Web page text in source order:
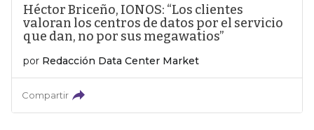
Héctor Briceño, IONOS: “Los clientes
valoran los centros de datos por el servicio
que dan, no por sus megawatios”
por Redacción Data Center Market
Compartir